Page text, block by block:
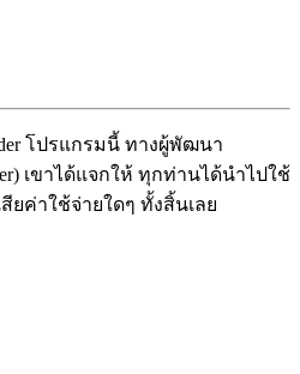
โปรแกรมนี้ ทางผู้พัฒนา
เขาได้แจกให้ ทุกท่านได้นำไปใช้
ยค่าใช้จ่ายใดๆ ทั้งสิ้นเลย